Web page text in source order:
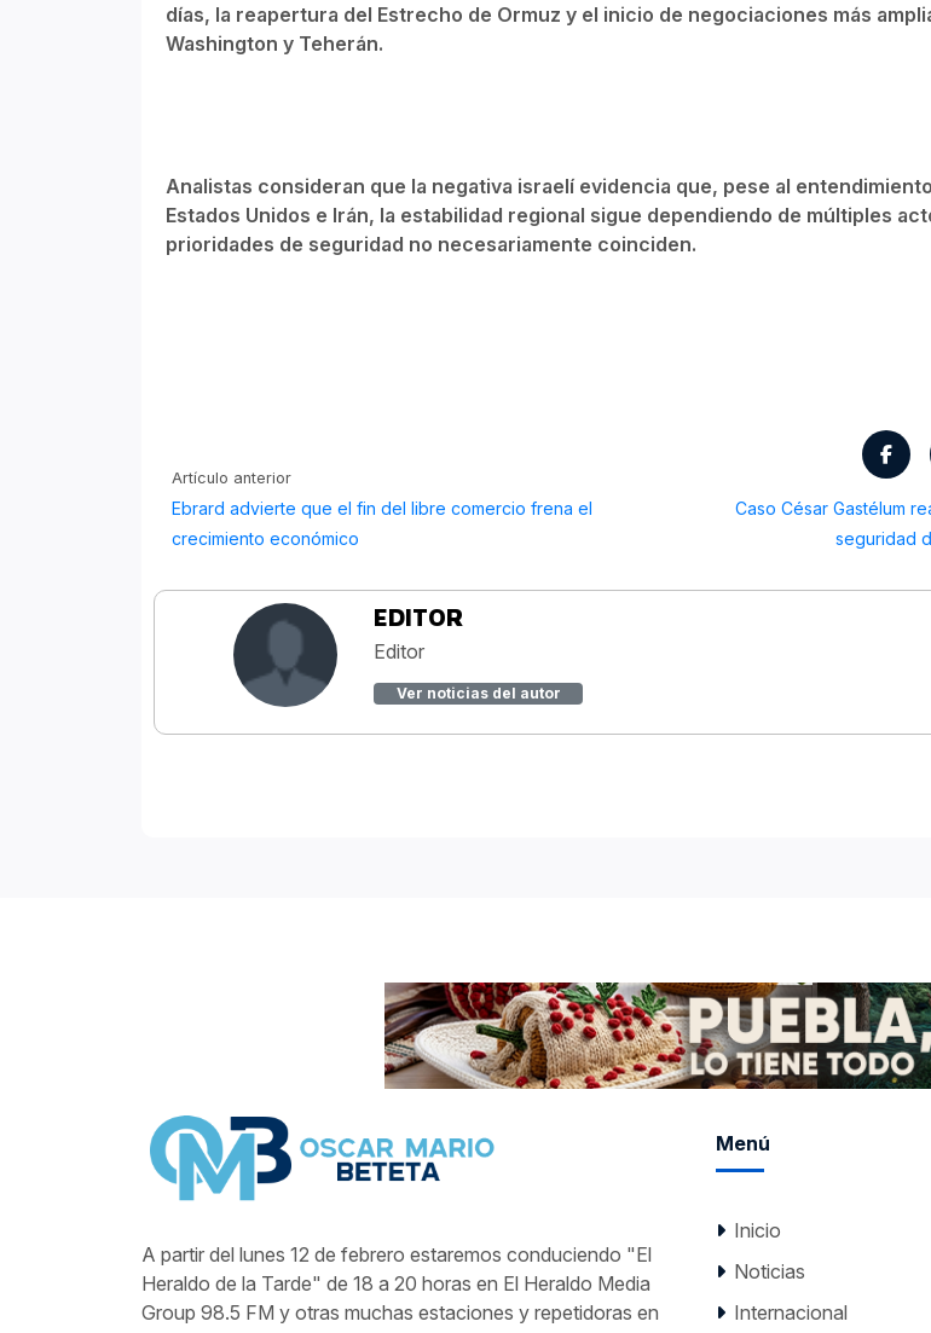
días, la reapertura del Estrecho de Ormuz y el inicio de negociaciones más
Washington y Teherán.
Analistas consideran que la negativa israelí evidencia que, pese al
Estados Unidos e Irán, la estabilidad regional sigue dependiendo de múltiples
prioridades de seguridad no necesariamente coinciden.
Artículo anterior
Ebrard advierte que el fin del libre comercio frena el
crecimiento económico
Caso César Gastélum
seguridad
EDITOR
Editor
Ver noticias del autor
A partir del lunes 12 de febrero estaremos conduciendo "El
Heraldo de la Tarde" de 18 a 20 horas en El Heraldo Media
Group 98.5 FM y otras muchas estaciones y repetidoras en
Menú
Inicio
Noticias
Internacional